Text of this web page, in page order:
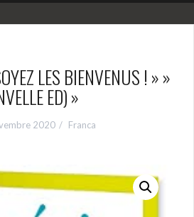
LES BIENVENUS ! » »
ED) »
2020 Franca